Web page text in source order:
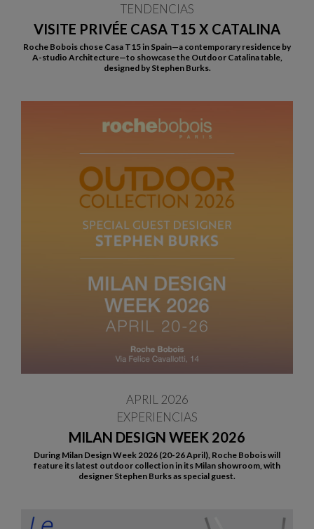
VISITE PRIVÉE CASA T15 X CATALINA
TENDENCIAS
Roche Bobois chose Casa T15 in Spain—a contemporary residence by
A-studio Architecture—to showcase the Outdoor Catalina table,
designed by Stephen Burks.
MILAN DESIGN WEEK 2026
APRIL 2026
EXPERIENCIAS
During Milan Design Week 2026 (20-26 April), Roche Bobois will
feature its latest outdoor collection in its Milan showroom, with
designer Stephen Burks as special guest.